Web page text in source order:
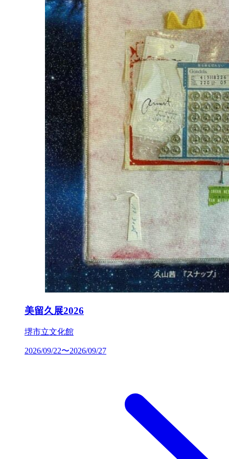
美留久展2026
堺市立文化館
2026/09/22〜2026/09/27